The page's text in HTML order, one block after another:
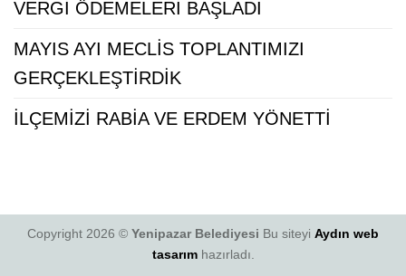
VERGİ ÖDEMELERİ BAŞLADI
MAYIS AYI MECLİS TOPLANTIMIZI
GERÇEKLEŞTİRDİK
İLÇEMİZİ RABİA VE ERDEM YÖNETTİ
Copyright 2026 © Yenipazar Belediyesi Bu siteyi Aydın web
tasarımhazırladı.